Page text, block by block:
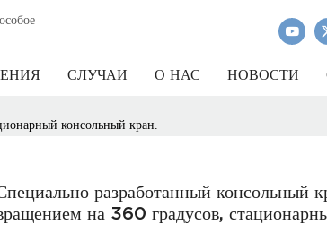
СЛУЧАИ О НАС НОВОСТИ
консольный кран.
разработанный консольный
на 360 градусов,